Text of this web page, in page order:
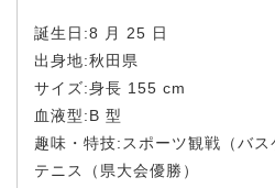
誕生日:8 月 25 日
出身地:秋田県
サイズ:身長 155 cm
血液型:B 型
趣味・特技:スポーツ観戦（バ
テニス（県大会優勝）